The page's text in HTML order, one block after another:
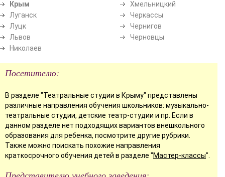
Крым
Луганск
Луцк
Львов
Николаев
Хмельницкий
Черкассы
Чернигов
Черновцы
Посетителю:
В разделе "Театральные студии в Крыму" представлены
различные направления обучения школьников: музыкально-
театральные студии, детские театр-студии и пр. Если в
данном разделе нет подходящих вариантов внешкольного
образования для ребенка, посмотрите другие рубрики.
Также можно поискать похожие направления
краткосрочного обучения детей в разделе "Мастер-классы".